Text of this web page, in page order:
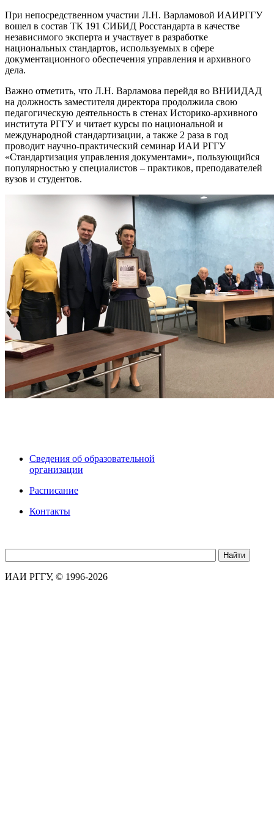
При непосредственном участии Л.Н. Варламовой ИАИРГГУ
вошел в состав ТК 191 СИБИД Росстандарта в качестве
независимого эксперта и участвует в разработке
национальных стандартов, используемых в сфере
документационного обеспечения управления и архивного
дела.
Важно отметить, что Л.Н. Варламова перейдя во ВНИИДАД
на должность заместителя директора продолжила свою
педагогическую деятельность в стенах Историко-архивного
института РГГУ и читает курсы по национальной и
международной стандартизации, а также 2 раза в год
проводит научно-практический семинар ИАИ РГГУ
«Стандартизация управления документами», пользующийся
популярностью у специалистов – практиков, преподавателей
вузов и студентов.
Сведения об образовательной
организации
Расписание
Контакты
ИАИ РГГУ, © 1996-2026